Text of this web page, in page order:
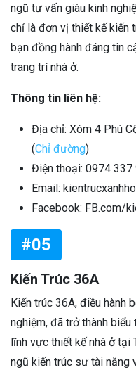
ngũ tư vấn giàu kinh
chỉ là đơn vị thiết kế kiến
bạn đồng hành đáng tin
trang trí nhà ở.
Thông tin liên hệ:
Địa chỉ: Xóm 4 Phú
(Chỉ đường)
Điện thoại: 0974 337
Email:
Facebook: FB.com/
#05
Kiến Trúc 36A
Kiến trúc 36A, điều hành
nghiệm, đã trở thành
lĩnh vực thiết kế nhà ở
ngũ kiến trúc sư tài năng